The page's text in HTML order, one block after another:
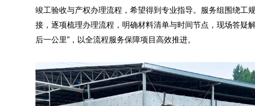
竣工验收与产权办理流程，希望得到专业指导。服务组围绕工
接，逐项梳理办理流程，明确材料清单与时间节点，现场答疑
后一公里”，以全流程服务保障项目高效推进。